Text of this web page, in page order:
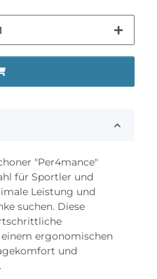
"Per4mance"
für Sportler und
Leistung und
suchen. Diese
ergonomischen
und